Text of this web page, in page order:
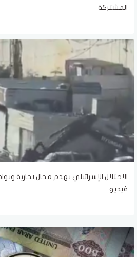
المشتركة
الاحتلال الإسرائيلي يهدم محال تجارية
فيديو